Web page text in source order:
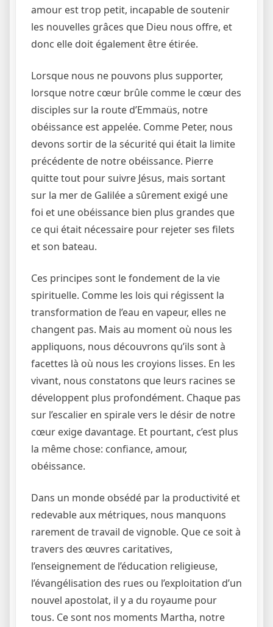
amour est trop petit, incapable de soutenir
les nouvelles grâces que Dieu nous offre, et
donc elle doit également être étirée.
Lorsque nous ne pouvons plus supporter,
lorsque notre cœur brûle comme le cœur des
disciples sur la route d’Emmaüs, notre
obéissance est appelée. Comme Peter, nous
devons sortir de la sécurité qui était la limite
précédente de notre obéissance. Pierre
quitte tout pour suivre Jésus, mais sortant
sur la mer de Galilée a sûrement exigé une
foi et une obéissance bien plus grandes que
ce qui était nécessaire pour rejeter ses filets
et son bateau.
Ces principes sont le fondement de la vie
spirituelle. Comme les lois qui régissent la
transformation de l’eau en vapeur, elles ne
changent pas. Mais au moment où nous les
appliquons, nous découvrons qu’ils sont à
facettes là où nous les croyions lisses. En les
vivant, nous constatons que leurs racines se
développent plus profondément. Chaque pas
sur l’escalier en spirale vers le désir de notre
cœur exige davantage. Et pourtant, c’est plus
la même chose: confiance, amour,
obéissance.
Dans un monde obsédé par la productivité et
redevable aux métriques, nous manquons
rarement de travail de vignoble. Que ce soit à
travers des œuvres caritatives,
l’enseignement de l’éducation religieuse,
l’évangélisation des rues ou l’exploitation d’un
nouvel apostolat, il y a du royaume pour
tous. Ce sont nos moments Martha, notre